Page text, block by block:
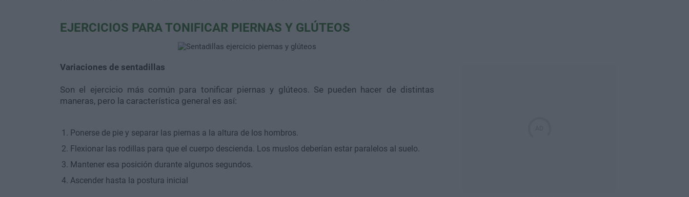
EJERCICIOS PARA TONIFICAR PIERNAS Y GLÚTEOS
Variaciones de sentadillas
Son el ejercicio más común para tonificar piernas y glúteos. Se pueden hacer de distintas
maneras, pero la característica general es así:
Ponerse de pie y separar las piernas a la altura de los hombros.
Flexionar las rodillas para que el cuerpo descienda. Los muslos deberían estar paralelos al suelo.
Mantener esa posición durante algunos segundos.
Ascender hasta la postura inicial